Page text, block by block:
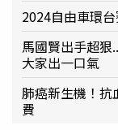
2024自由車環
馬國賢出手超狠
大家出一口氣
肺癌新生機！
費